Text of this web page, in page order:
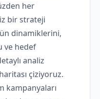
her
bir strateji
dinamiklerini,
ve hedef
analiz
çiziyoruz.
kampanyaları